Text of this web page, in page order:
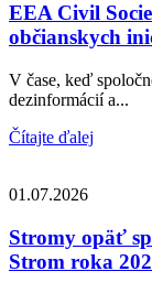
EEA Civil
občianskych
V čase, keď
dezinformácií a...
Čítajte ďalej
01.07.2026
Stromy opäť
Strom roka